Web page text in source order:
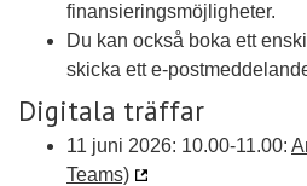
finansieringsmöjligheter.
Du kan också boka ett
skicka ett e-
Digitala träffar
11 juni 2026: 10.00-11.00:
Teams)